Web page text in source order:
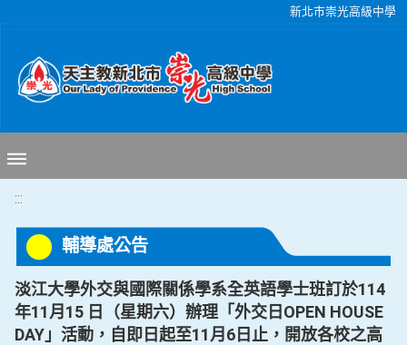
新北市崇光高級中學
:::
輔導處公告
淡江大學外交與國際關係學系全英語學士班訂於114
年11月15 日（星期六）辦理「外交日OPEN HOUSE
DAY」活動，自即日起至11月6日止，開放各校之高